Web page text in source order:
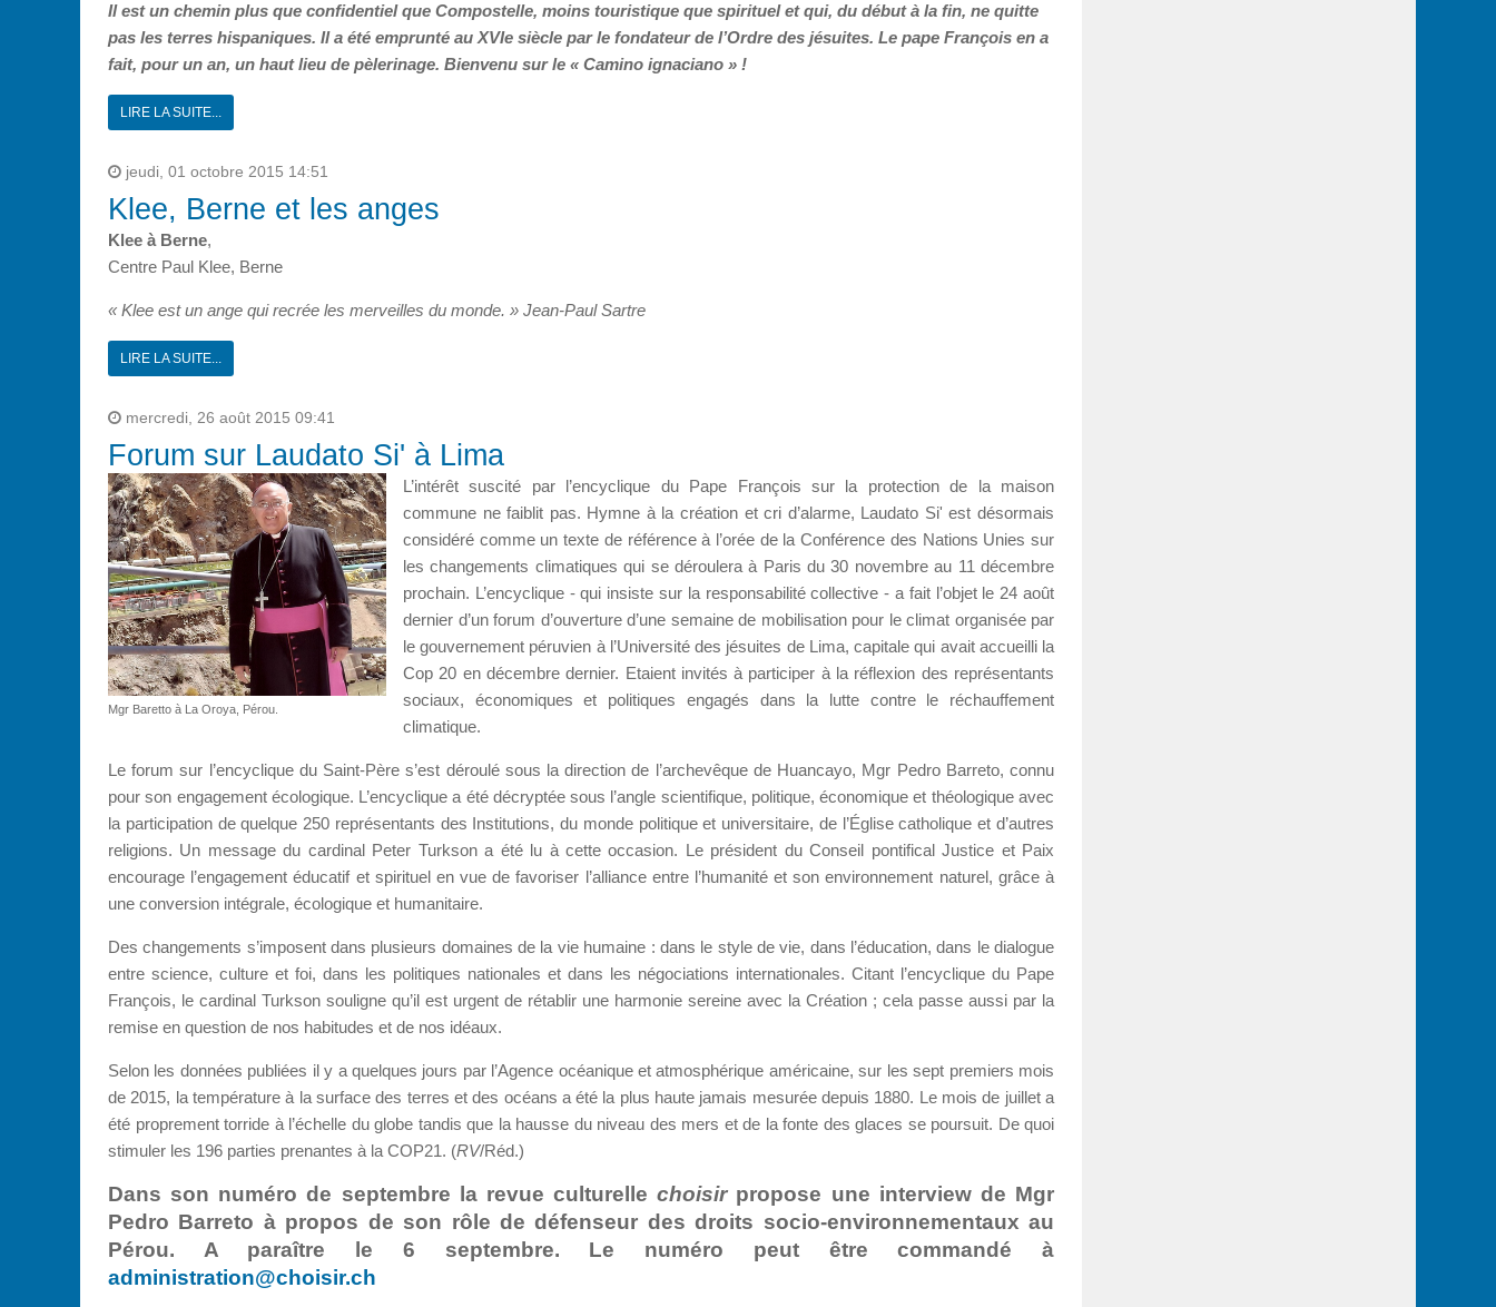
Il est un chemin plus que confidentiel que Compostelle, moins touristique que spirituel et qui, du début à la fin, ne quitte
pas les terres hispaniques. Il a été emprunté au XVIe siècle par le fondateur de l’Ordre des jésuites. Le pape François en a
fait, pour un an, un haut lieu de pèlerinage. Bienvenu sur le « Camino ignaciano » !
LIRE LA SUITE...
jeudi, 01 octobre 2015 14:51
Klee, Berne et les anges
Klee à Berne,
Centre Paul Klee, Berne
« Klee est un ange qui recrée les merveilles du monde. » Jean-Paul Sartre
LIRE LA SUITE...
mercredi, 26 août 2015 09:41
Forum sur Laudato Si' à Lima
Mgr Baretto à La Oroya, Pérou.
L’intérêt suscité par l’encyclique du Pape François sur la protection de la maison
commune ne faiblit pas. Hymne à la création et cri d’alarme, Laudato Si' est désormais
considéré comme un texte de référence à l’orée de la Conférence des Nations Unies sur
les changements climatiques qui se déroulera à Paris du 30 novembre au 11 décembre
prochain. L’encyclique - qui insiste sur la responsabilité collective - a fait l’objet le 24 août
dernier d’un forum d’ouverture d’une semaine de mobilisation pour le climat organisée par
le gouvernement péruvien à l’Université des jésuites de Lima, capitale qui avait accueilli la
Cop 20 en décembre dernier. Etaient invités à participer à la réflexion des représentants
sociaux, économiques et politiques engagés dans la lutte contre le réchauffement
climatique.
Le forum sur l’encyclique du Saint-Père s’est déroulé sous la direction de l’archevêque de Huancayo, Mgr Pedro Barreto, connu
pour son engagement écologique. L’encyclique a été décryptée sous l’angle scientifique, politique, économique et théologique avec
la participation de quelque 250 représentants des Institutions, du monde politique et universitaire, de l’Église catholique et d’autres
religions. Un message du cardinal Peter Turkson a été lu à cette occasion. Le président du Conseil pontifical Justice et Paix
encourage l’engagement éducatif et spirituel en vue de favoriser l’alliance entre l’humanité et son environnement naturel, grâce à
une conversion intégrale, écologique et humanitaire.
Des changements s’imposent dans plusieurs domaines de la vie humaine : dans le style de vie, dans l’éducation, dans le dialogue
entre science, culture et foi, dans les politiques nationales et dans les négociations internationales. Citant l’encyclique du Pape
François, le cardinal Turkson souligne qu’il est urgent de rétablir une harmonie sereine avec la Création ; cela passe aussi par la
remise en question de nos habitudes et de nos idéaux.
Selon les données publiées il y a quelques jours par l’Agence océanique et atmosphérique américaine, sur les sept premiers mois
de 2015, la température à la surface des terres et des océans a été la plus haute jamais mesurée depuis 1880. Le mois de juillet a
été proprement torride à l’échelle du globe tandis que la hausse du niveau des mers et de la fonte des glaces se poursuit. De quoi
stimuler les 196 parties prenantes à la COP21. (RV/Réd.)
Dans son numéro de septembre la revue culturellechoisirpropose une interview de Mgr
Pedro Barreto à propos de son rôle de défenseur des droits socio-environnementaux au
Pérou. A paraître le 6 septembre. Le numéro peut être commandé à